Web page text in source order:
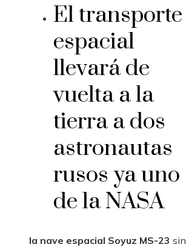
El transporte
espacial
llevará de
vuelta a la
tierra a dos
astronautas
rusos ya uno
de la NASA
la nave espacial Soyuz MS-23 sin